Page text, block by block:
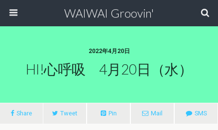
WAIWAI Groovin'
2022年4月20日
HI!心呼吸 4月20日（水）
Share Tweet Pin Mail SMS